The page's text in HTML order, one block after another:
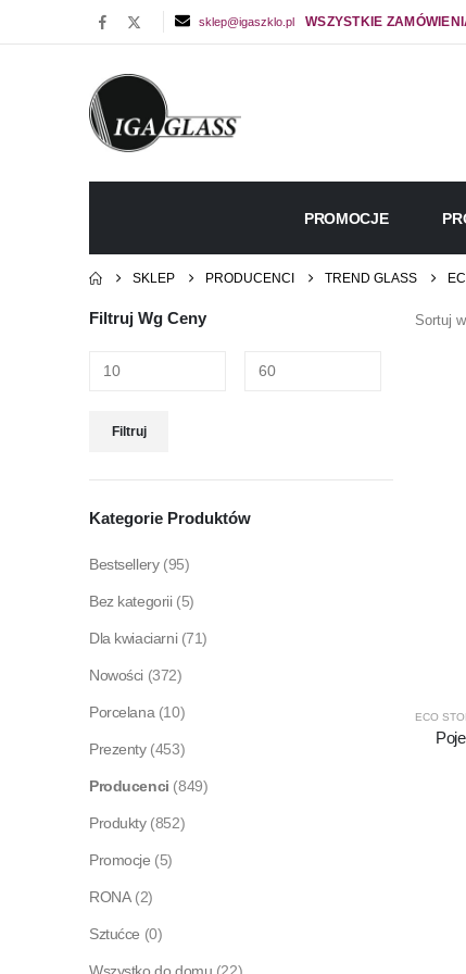
sklep@igaszklo.pl WSZYSTKIE
PROMOCJE
SKLEP PRODUCENCI TREND GLASS
Sortuj
ECO
Filtruj Wg Ceny
Filtruj
Kategorie Produktów
Bestsellery (95)
Bez kategorii (5)
Dla kwiaciarni (71)
Nowości (372)
Porcelana (10)
Prezenty (453)
Producenci (849)
Produkty (852)
Promocje (5)
RONA (2)
Sztućce (0)
Wszystko do domu (22)